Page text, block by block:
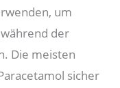
um
der
Die meisten
sicher